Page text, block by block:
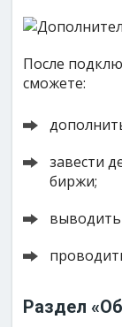
После
сможете:
завести
биржи;
Раздел